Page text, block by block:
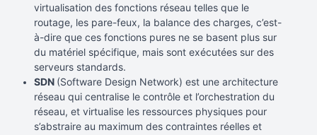
virtualisation des fonctions réseau telles que le
routage, les pare-feux, la balance des charges, c’est-
à-dire que ces fonctions pures ne se basent plus sur
du matériel spécifique, mais sont exécutées sur des
serveurs standards.
SDN (Software Design Network) est une architecture
réseau qui centralise le contrôle et l’orchestration du
réseau, et virtualise les ressources physiques pour
s’abstraire au maximum des contraintes réelles et